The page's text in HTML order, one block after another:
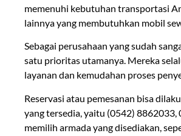
memenuhi kebutuhan transportasi
lainnya yang membutuhkan mobil
Sebagai perusahaan yang sudah
satu prioritas utamanya. Mereka
layanan dan kemudahan proses
Reservasi atau pemesanan bisa
yang tersedia, yaitu (0542)
memilih armada yang disediakan,